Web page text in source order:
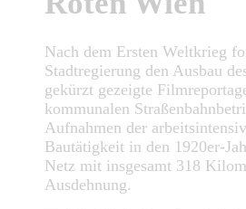
Nach dem Ersten Weltkrieg
Stadtregierung den Ausbau
gekürzt gezeigte
kommunalen
Aufnahmen der
Bautätigkeit in den 1920er-
Netz mit insgesamt 318
Ausdehnung.